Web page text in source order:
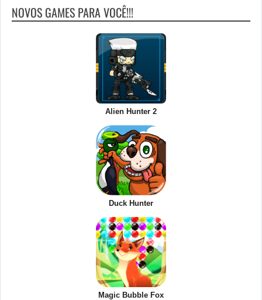
NOVOS GAMES PARA VOCÊ!!!
Alien Hunter 2
Duck Hunter
Magic Bubble Fox